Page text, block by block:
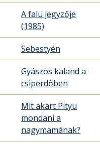
A falu jegyzője
(1985)
Sebestyén
Gyászos kaland a
csiperdőben
Mit akart Pityu
mondani a
nagymamának?